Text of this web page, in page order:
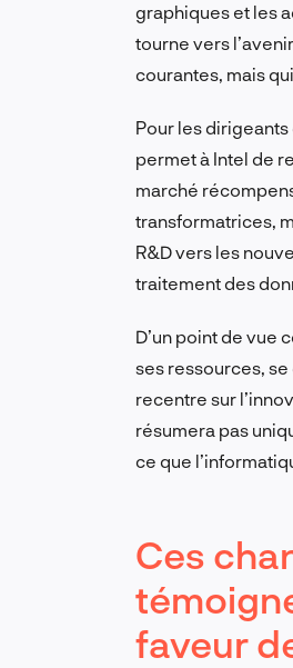
graphiques et les
tourne vers
courantes, mais
Pour les
permet à Intel de
marché
transformatrices,
R&D vers les
traitement des
D’un point de vue
ses ressources,
recentre sur
résumera pas
ce que
Ces
faveur